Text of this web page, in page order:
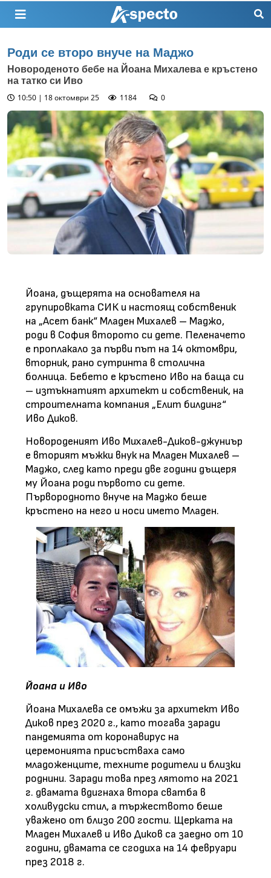
Роди се второ внуче на Маджо
Новороденото бебе на Йоана Михалева е кръстено
на татко си Иво
10:50 | 18 октомври 25
1184 0
Йоана, дъщерята на основателя на
групировката СИК и настоящ собственик
на „Асет банк“ Младен Михалев – Маджо,
роди в София второто си дете. Пеленачето
е проплакало за първи път на 14 октомври,
вторник, рано сутринта в столична
болница. Бебето е кръстено Иво на баща си
– изтъкнатият архитект и собственик, на
строителната компания „Елит билдинг“
Иво Диков.
Новороденият Иво Михалев-Диков-джуниър
е вторият мъжки внук на Младен Михалев –
Маджо, след като преди две години дъщеря
му Йоана роди първото си дете.
Първородното внуче на Маджо беше
кръстено на него и носи името Младен.
Йоана и Иво
Йоана Михалева се омъжи за архитект Иво
Диков през 2020 г., като тогава заради
пандемията от коронавирус на
церемонията присъстваха само
младоженците, техните родители и близки
роднини. Заради това през лятото на 2021
г. двамата вдигнаха втора сватба в
холивудски стил, а тържеството беше
уважено от близо 200 гости. Щерката на
Младен Михалев и Иво Диков са заедно от 10
години, двамата се сгодиха на 14 февруари
през 2018 г.